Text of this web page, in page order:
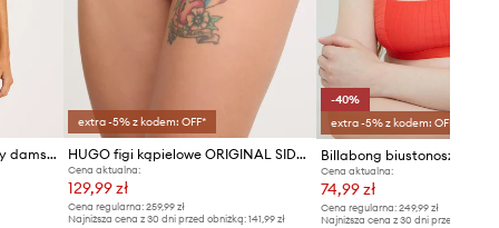
Seafolly biustonosz kąpielowy damski Zip Front
extra -5% z kodem: OFF*
HUGO figi kąpielowe ORIGINAL SIDE TIE
Cena aktualna:
129,99 zł
Cena regularna:259,99 zł
Najniższa cena z 30 dni przed obniżką:141,99 zł
-40%
extra -5% z kodem: OFF*
Billabong biustonosz
Cena aktualna:
74,99 zł
Cena regularna: 249,99 zł
Najniższa cena z 30 dni przed obniżką: